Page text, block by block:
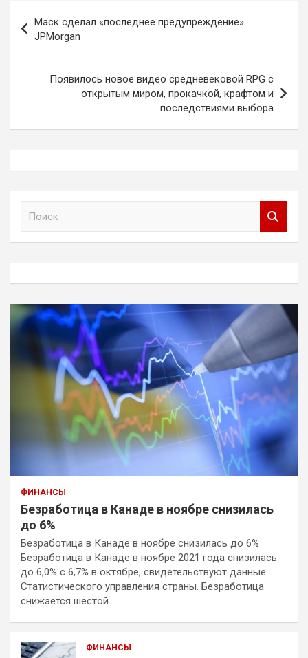
по
записям
Маск сделал «последнее предупреждение»
JPMorgan
Появилось новое видео средневековой RPG с
открытым миром, прокачкой, крафтом и
последствиями выбора
ФИНАНСЫ
Безработица в Канаде в ноябре снизилась
до 6%
Безработица в Канаде в ноябре снизилась до 6%
Безработица в Канаде в ноябре 2021 года снизилась
до 6,0% с 6,7% в октябре, свидетельствуют данные
Статистического управления страны. Безработица
снижается шестой…
ФИНАНСЫ